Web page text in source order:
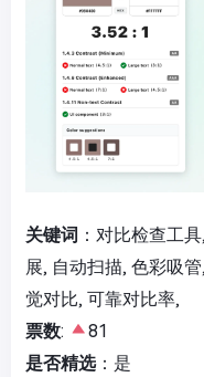
关键词 ：对比检查工
展, 自动扫描, 色彩吸
觉对比, 可靠对比率,
票数:
81
是否精选：是